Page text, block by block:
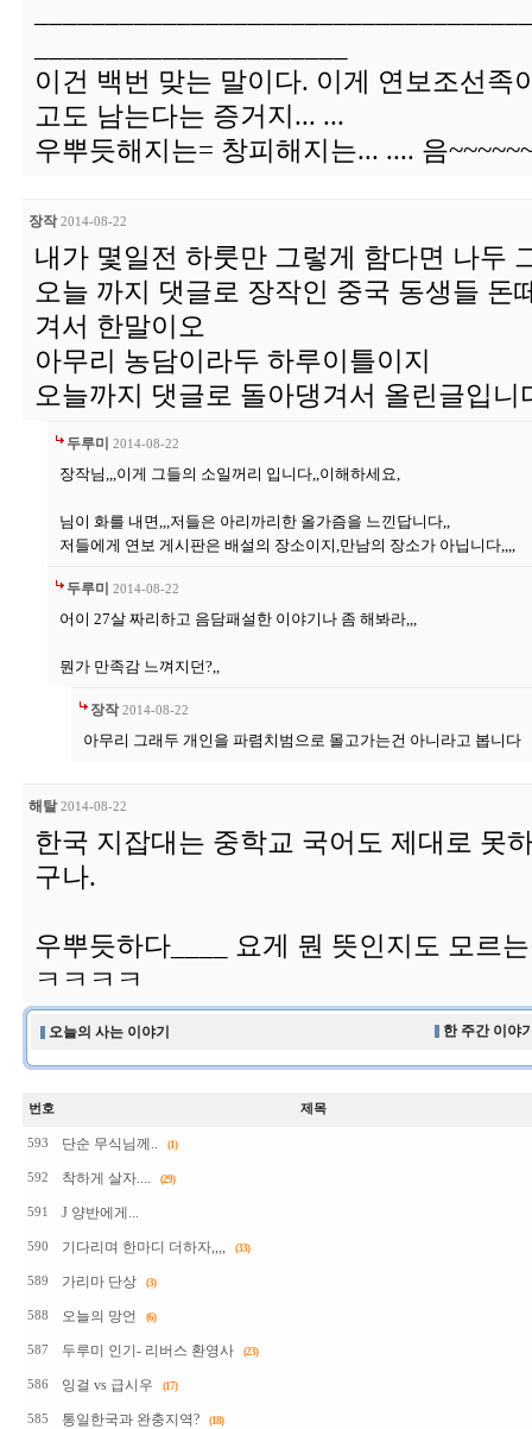
이건 백번 맞는 말이다. 이게 연보조선족
고도 남는다는 증거지... ...
우뿌듯해지는= 창피해지는... .... 음
장작 2014-08-22
내가 몇일전 하룻만 그렇게 함다면 나두
오늘 까지 댓글로 장작인 중국 동생들 돈
겨서 한말이오
아무리 농담이라두 하루이틀이지
오늘까지 댓글로 돌아댕겨서 올린글입니
두루미 2014-08-22
장작님,,,이게 그들의 소일꺼리 입니다,,이해하세요,
님이 화를 내면,,,저들은 아리까리한 올가즘을 느낀답니다,,
저들에게 연보 게시판은 배설의 장소이지,만남의 장소가 아닙니다,,,,
두루미 2014-08-22
어이 27살 짜리하고 음담패설한 이야기나 좀 해봐라,,,
뭔가 만족감 느껴지던?,,
장작 2014-08-22
아무리 그래두 개인을 파렴치범으로 몰고가는건 아니라고 봅니다
해탈 2014-08-22
한국 지잡대는 중학교 국어도 제대로 못
구나.
우뿌듯하다____ 요게 뭔 뜻인지도 모르
ㅋㅋㅋㅋ
오늘의 사는 이야기 한 주간 이야
번호 제목
593 단순 무식님께.. (1)
592 착하게 살자.... (29)
591 J 양반에게...
590 기다리며 한마디 더하자,,,, (33)
589 가리마 단상 (3)
588 오늘의 망언 (6)
587 두루미 인기- 리버스 환영사 (23)
586 잉걸 vs 급시우 (17)
585 통일한국과 완충지역? (18)